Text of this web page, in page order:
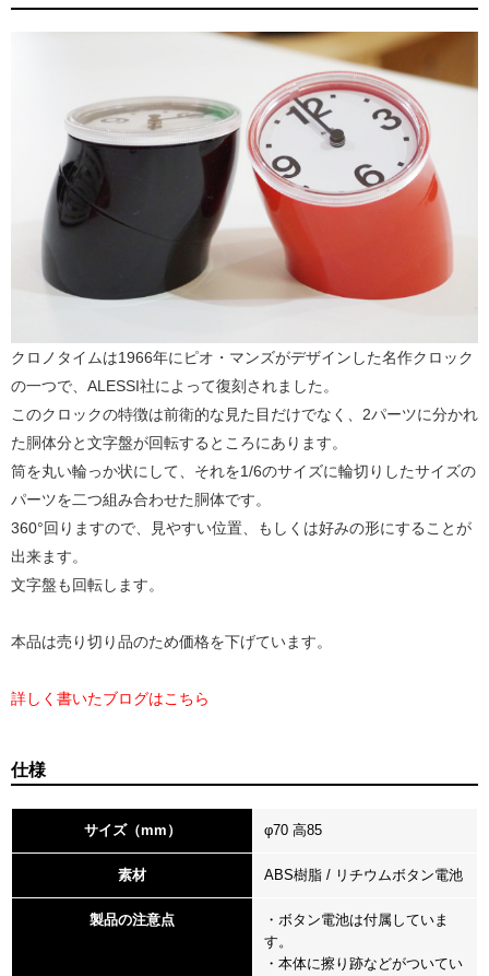
クロノタイムは1966年にピオ・マンズがデザインした名作クロック
の一つで、ALESSI社によって復刻されました。
このクロックの特徴は前衛的な見た目だけでなく、2パーツに分かれ
た胴体分と文字盤が回転するところにあります。
筒を丸い輪っか状にして、それを1/6のサイズに輪切りしたサイズの
パーツを二つ組み合わせた胴体です。
360°回りますので、見やすい位置、もしくは好みの形にすることが
出来ます。
文字盤も回転します。
本品は売り切り品のため価格を下げています。
詳しく書いたブログはこちら
仕様
サイズ（mm） φ70 高85
素材 ABS樹脂 / リチウムボタン電池
製品の注意点
・ボタン電池は付属していま
す。
・本体に擦り跡などがついてい